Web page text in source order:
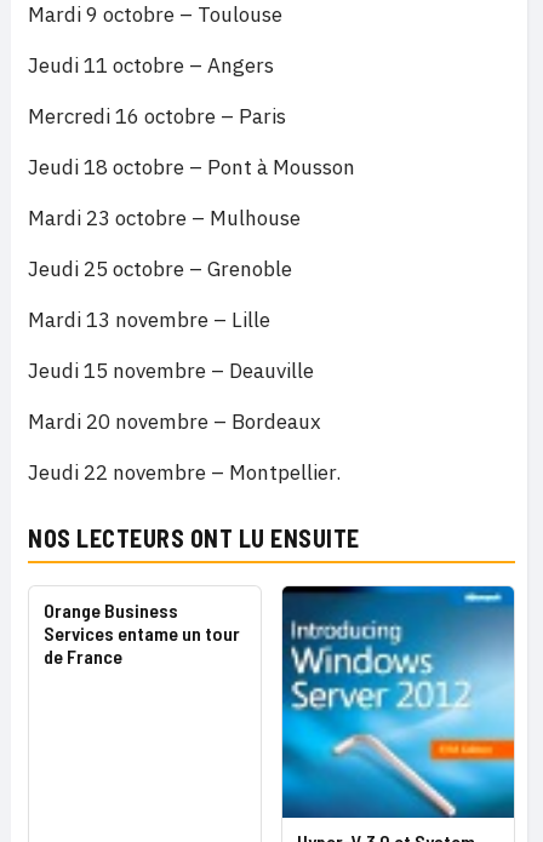
Mardi 9 octobre – Toulouse
Jeudi 11 octobre – Angers
Mercredi 16 octobre – Paris
Jeudi 18 octobre – Pont à Mousson
Mardi 23 octobre – Mulhouse
Jeudi 25 octobre – Grenoble
Mardi 13 novembre – Lille
Jeudi 15 novembre – Deauville
Mardi 20 novembre – Bordeaux
Jeudi 22 novembre – Montpellier.
NOS LECTEURS ONT LU ENSUITE
Orange Business
Services entame un tour
de France